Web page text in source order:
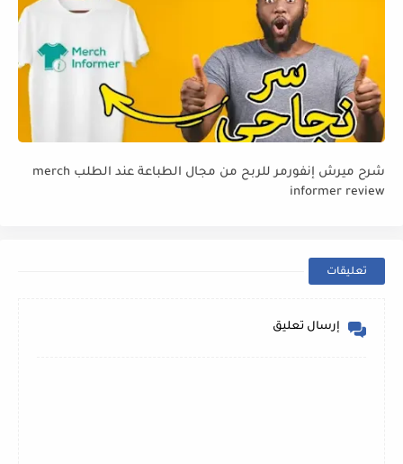
شرح ميرش إنفورمر للربح من مجال الطباعة عند الطلب merch
informer review
تعليقات
إرسال تعليق